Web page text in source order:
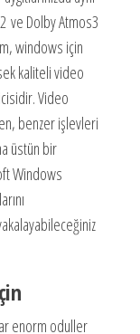
ve Dolby Atmos3
windows için
kaliteli video
Video
benzer işlevleri
üstün bir
Windows
enorm oduller